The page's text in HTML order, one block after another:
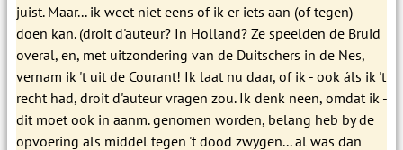
juist. Maar... ik weet niet eens of ik er iets aan (of tegen)
doen kan. (droit d'auteur? In Holland? Ze speelden de Bruid
overal, en, met uitzondering van de Duitschers in de Nes,
vernam ik 't uit de Courant! Ik laat nu daar, of ik - ook áls ik 't
recht had, droit d'auteur vragen zou. Ik denk neen, omdat ik -
dit moet ook in aanm. genomen worden, belang heb by de
opvoering als middel tegen 't dood zwygen... al was dan